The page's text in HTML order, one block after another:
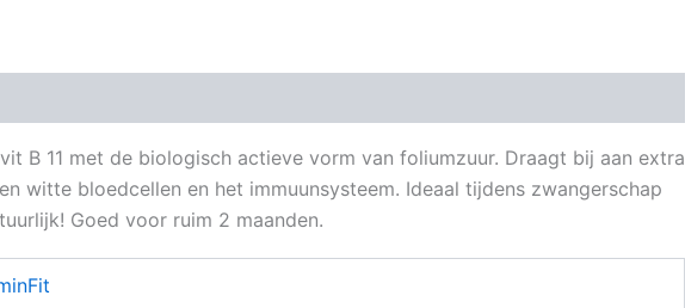
B 11 met de biologisch actieve vorm van foliumzuur. Draagt bij aan extra
witte bloedcellen en het immuunsysteem. Ideaal tijdens zwangerschap
Goed voor ruim 2 maanden.